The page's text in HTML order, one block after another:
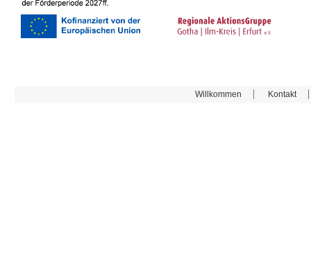
Willkommen Kontakt